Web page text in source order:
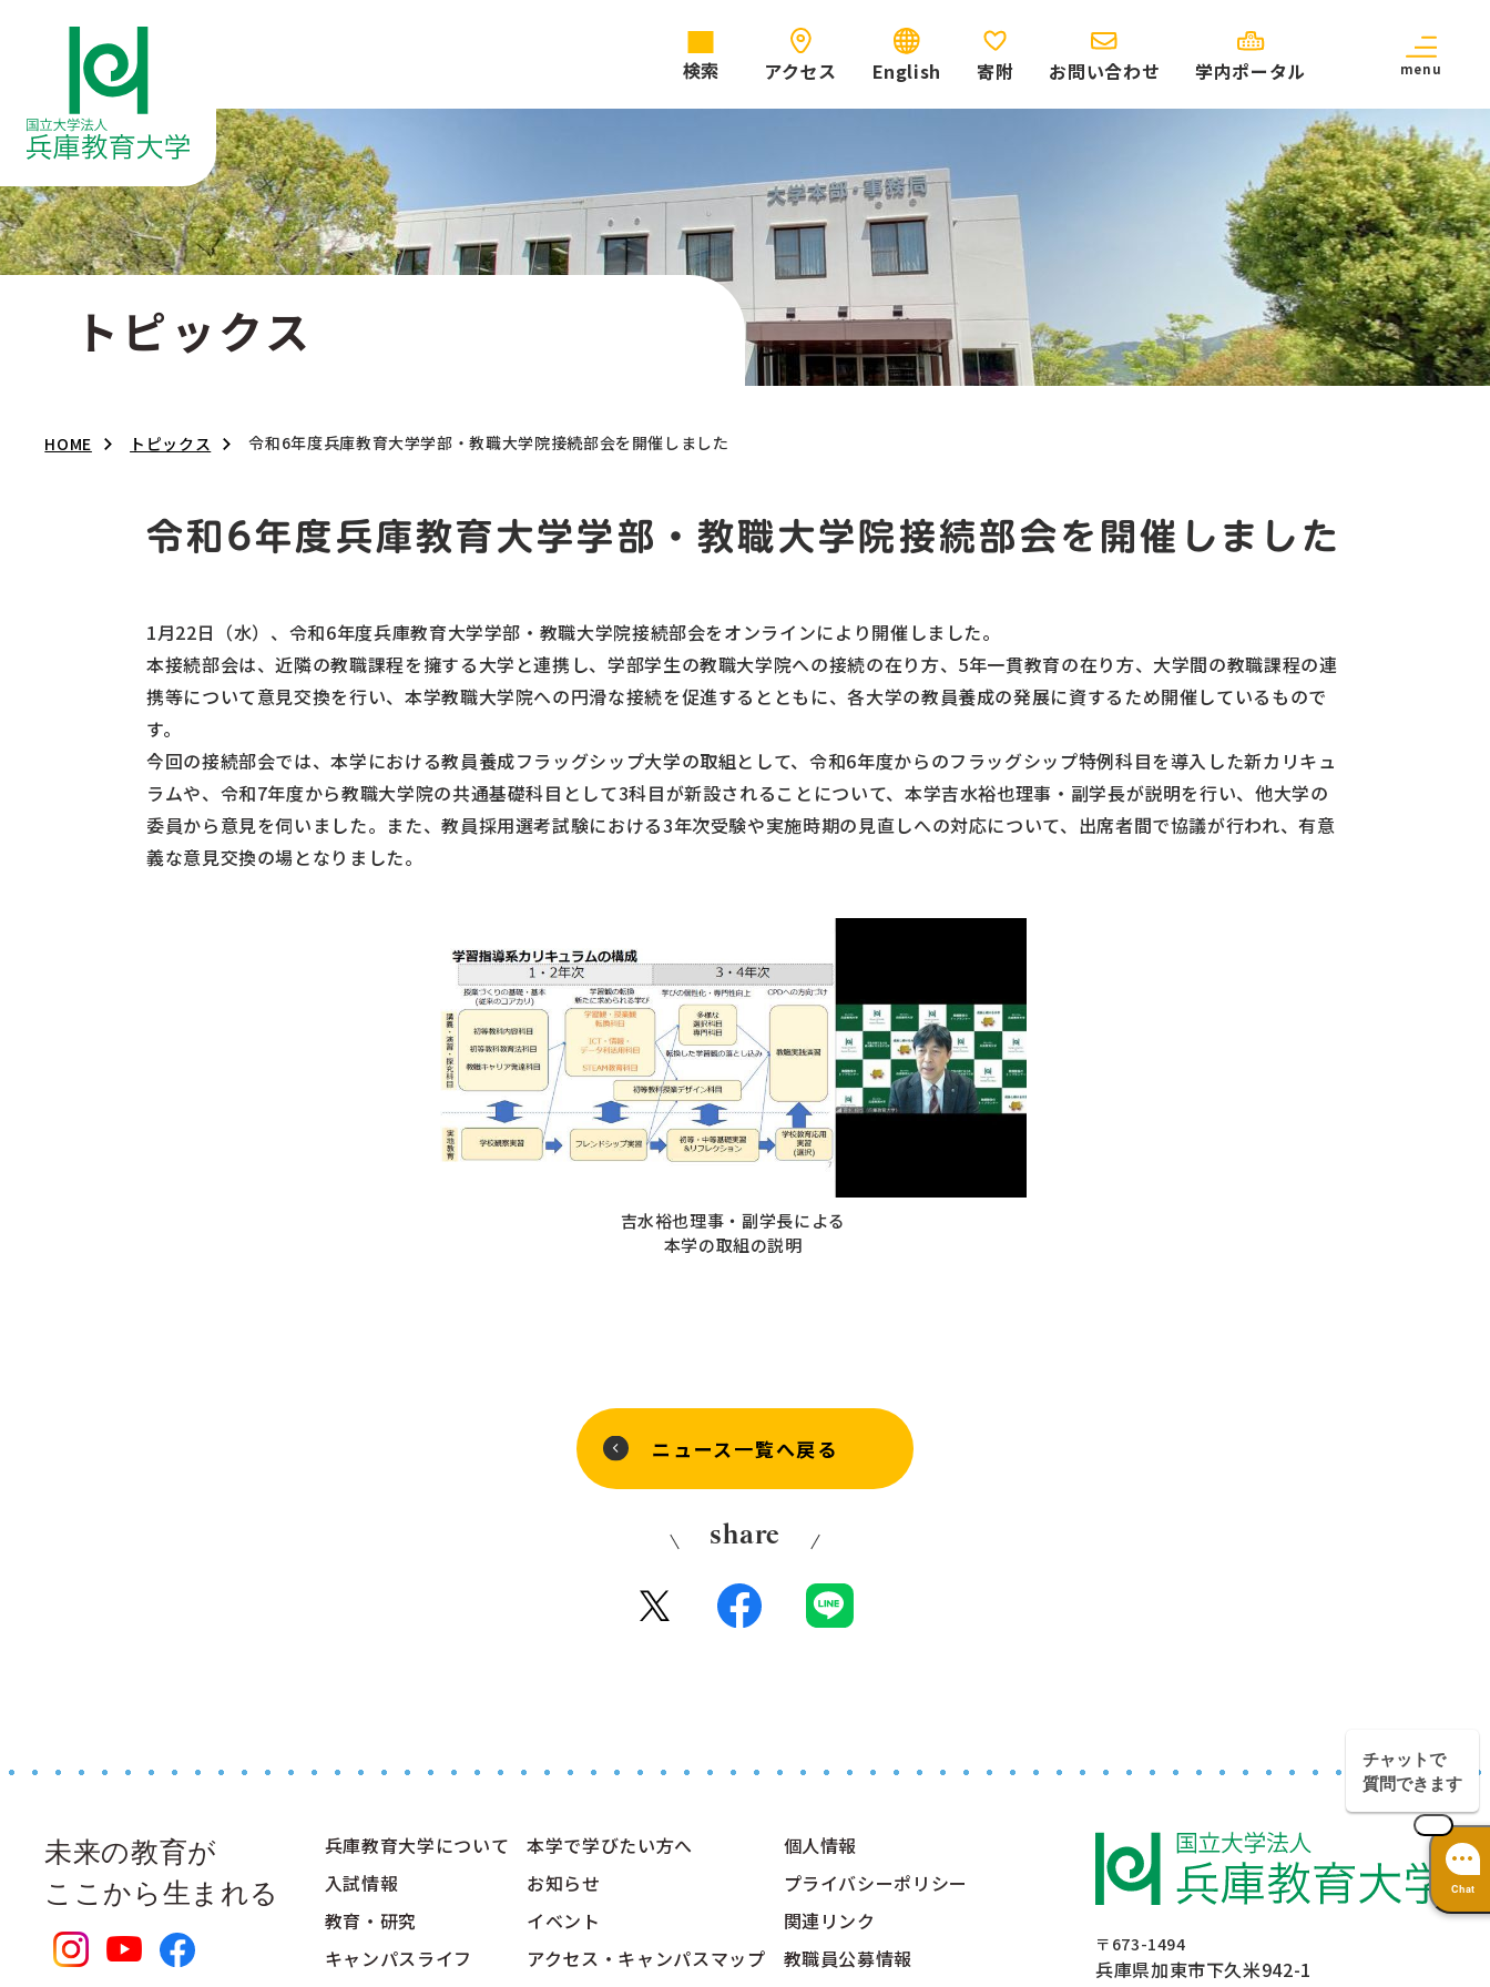
検索 アクセス English 寄附 お問い合わせ 学内ポータル menu
トピックス
HOME トピックス 令和6年度兵庫教育大学学部・教職大学院接続部会を開催しました
令和6年度兵庫教育大学学部・教職大学院接続部会を開催しました
1月22日（水）、令和6年度兵庫教育大学学部・教職大学院接続部会をオンラインにより開催しました。
本接続部会は、近隣の教職課程を擁する大学と連携し、学部学生の教職大学院への接続の在り方、5年一貫教育の在り方、大学間の教職課程の連
携等について意見交換を行い、本学教職大学院への円滑な接続を促進するとともに、各大学の教員養成の発展に資するため開催しているもので
す。
今回の接続部会では、本学における教員養成フラッグシップ大学の取組として、令和6年度からのフラッグシップ特例科目を導入した新カリキュ
ラムや、令和7年度から教職大学院の共通基礎科目として3科目が新設されることについて、本学吉水裕也理事・副学長が説明を行い、他大学の
委員から意見を伺いました。また、教員採用選考試験における3年次受験や実施時期の見直しへの対応について、出席者間で協議が行われ、有意
義な意見交換の場となりました。
吉水裕也理事・副学長による
本学の取組の説明
ニュース一覧へ戻る
share
未来の教育が
ここから生まれる
兵庫教育大学について
入試情報
教育・研究
キャンパスライフ
本学で学びたい方へ
お知らせ
イベント
アクセス・キャンパスマップ
個人情報
プライバシーポリシー
関連リンク
教職員公募情報
〒673-1494
兵庫県加東市下久米942-1
チャットで
質問できます
Chat